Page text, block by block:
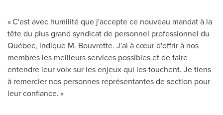
« C'est avec humilité que j'accepte ce nouveau mandat à la
tête du plus grand syndicat de personnel professionnel du
Québec, indique M. Bouvrette. J'ai à cœur d'offrir à nos
membres les meilleurs services possibles et de faire
entendre leur voix sur les enjeux qui les touchent. Je tiens
à remercier nos personnes représentantes de section pour
leur confiance. »